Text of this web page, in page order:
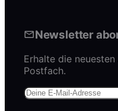
Newsletter
Erhalte die
Postfach.